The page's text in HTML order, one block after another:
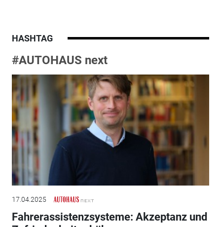
HASHTAG
#AUTOHAUS next
17.04.2025
Fahrerassistenzsysteme: Akzeptanz und